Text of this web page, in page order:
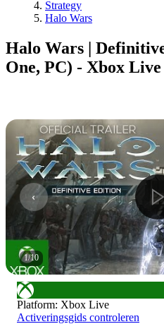
Strategy
Halo Wars
Halo Wars |
One, PC) - Xbox
1/10
Platform: Xbox Live
Activeringsgids controleren